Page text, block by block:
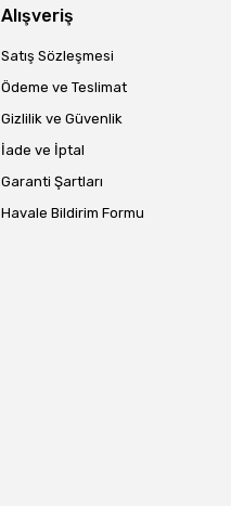
Alışveriş
Satış Sözleşmesi
Ödeme ve Teslimat
Gizlilik ve Güvenlik
İade ve İptal
Garanti Şartları
Havale Bildirim Formu